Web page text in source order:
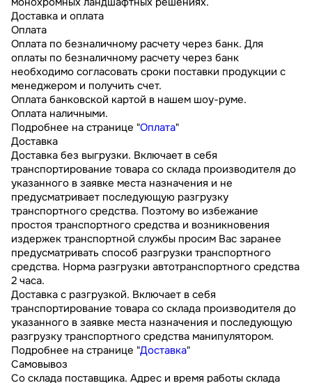
Доставка и оплата
Оплата
Оплата по безналичному расчету через банк. Для
оплаты по безналичному расчету через банк
необходимо согласовать сроки поставки продукции с
менеджером и получить счет.
Оплата банковской картой в нашем шоу-руме.
Оплата наличными.
Подробнее на странице "Оплата"
Доставка
Доставка без выгрузки. Включает в себя
транспортирование товара со склада производителя до
указанного в заявке места назначения и не
предусматривает последующую разгрузку
транспортного средства. Поэтому во избежание
простоя транспортного средства и возникновения
издержек транспортной службы просим Вас заранее
предусматривать способ разгрузки транспортного
средства. Норма разгрузки автотранспортного средства
2 часа.
Доставка с разгрузкой. Включает в себя
транспортирование товара со склада производителя до
указанного в заявке места назначения и последующую
разгрузку транспортного средства манипулятором.
Подробнее на странице "Доставка"
Самовывоз
Со склада поставщика. Адрес и время работы склада